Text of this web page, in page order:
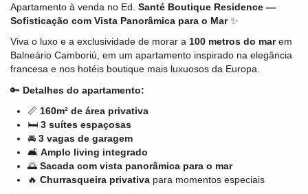
Apartamento à venda no Ed. Santé Boutique Residence —
Sofisticação com Vista Panorâmica para o Mar✨
Viva o luxo e a exclusividade de morar a 100 metros do marem
Balneário Camboriú, em um apartamento inspirado na elegância
francesa e nos hotéis boutique mais luxuosos da Europa.
🔑 Detalhes do apartamento:
📏 160m² de área privativa
🛏 3 suítes espaçosas
🚘 3 vagas de garagem
🛋 Amplo living integrado
🌅 Sacada com vista panorâmica para o mar
🔥 Churrasqueira privativa para momentos especiais